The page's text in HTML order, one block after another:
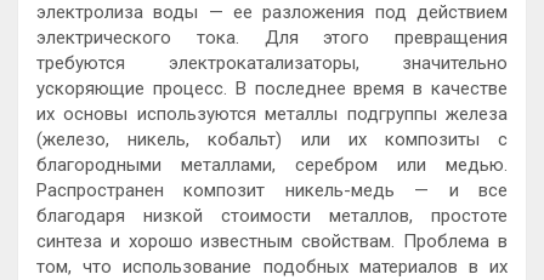
электролиза воды — ее разложения под действием
электрического тока. Для этого превращения
требуются электрокатализаторы, значительно
ускоряющие процесс. В последнее время в качестве
их основы используются металлы подгруппы железа
(железо, никель, кобальт) или их композиты с
благородными металлами, серебром или медью.
Распространен композит никель-медь — и все
благодаря низкой стоимости металлов, простоте
синтеза и хорошо известным свойствам. Проблема в
том, что использование подобных материалов в их